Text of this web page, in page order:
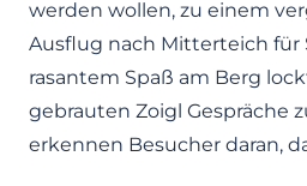
werden wollen, zu einem
Ausflug nach Mitterteich für
rasantem Spaß am Berg
gebrauten Zoigl Gespräche
erkennen Besucher daran,